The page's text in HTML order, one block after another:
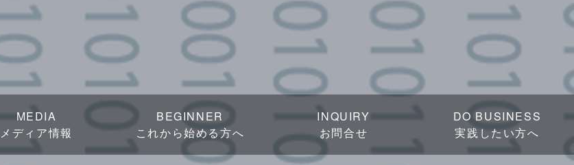
MEDIA
メディア情報
BEGINNER
これから始める方へ
INQUIRY
お問合せ
DO BUSINESS
実践したい方へ